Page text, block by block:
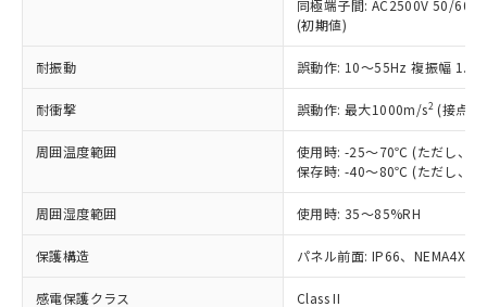
同極端子間: AC2500V 50/
(初期値)
耐振動 誤動作: 10～55Hz 複振幅
耐衝撃 誤動作: 最大1000m/s2 (接点
周囲温度範囲
使用時: -25～70℃ (ただし、氷
保存時: -40～80℃ (ただし、氷
周囲湿度範囲 使用時: 35～85%RH
保護構造 パネル前面: IP66、NEMA4X,
感電保護クラス Class II
在庫状況および標準価格照会結果は、
記載している更新日時点での社内デー
タに基づき作成されるものであり、閲
覧された時点での実際の在庫および標
準価格とは異なる場合があることをご
正式な納期状況および標準価格はお客
様のお取引先、またはお客様担当のオ
ムロン制御機器販売店・当社販売員に
オムロン制御機器販売店や当社販売拠
販売ネットワーク
」をご確認
鉛(Pb) 1000ppm以下、 水銀(Hg) 1000ppm以下、 カド
六価クロム(Cr(Ⅵ)) 1000ppm以下、ポリ臭化ビフェニル
類(PBB) 1000ppm以下、ポリ臭化ジフェニルエーテル類
ルベンジル（BBP） 1000ppm以下、フタル酸ジブチル
（DBP） 1000ppm以下、フタル酸ジイソブチル
但し、RoHS指令で産業用監視および制御機器に対する
適用除外項目は除く。
フタル酸エステル類の４物質については閾値を超える意
図的な使用がないことを確認しています。
*中国RoHS10物質の基準値 (GB/T26572)：
Pb(鉛) :1000ppm、 Hg(水銀) : 1000ppm、 Cd(カドミウ
Cr(Ⅵ)(六価クロム) : 1000ppm、 PBBs(ポリ臭化ビフェ
ニル類) : 1000ppm、 PBDEs(ポリ臭化ジフェニルエーテ
ル類) : 1000ppm、
DBP(フタル酸ジブチル) : 1000ppm、 DIBP(フタル酸ジ
イソブチル) : 1000ppm、 BBP(フタル酸ブチルベンジ
DEHP(フタル酸ビス(2-エチルヘキシル)) : 1000ppm
（以下｢規制貨物等」という）を輸出
または国外への提供する場合は、日本
国政府の輸出許可(または役務取引許
可)を取得するなどの必要な手続きを
当社は規制貨物を破棄する場合は、完
全に破砕するなど、違法に輸出されな
いよう必要な手段を講じます。
当社は貴社製品を、核兵器、ミサイ
ル、化学兵器、生物兵器またはその他
武器並びにこれらの製造装置等に一切
当社は、貴社製品を第三者に販売する
一定数以上の在庫あり
一定数には満たないが在庫あり
在庫なし(最新の在庫状況につ
いては、お客様のお取引先、ま
たはお客様担当のオムロン制御
機器販売店・当社販売員にご確